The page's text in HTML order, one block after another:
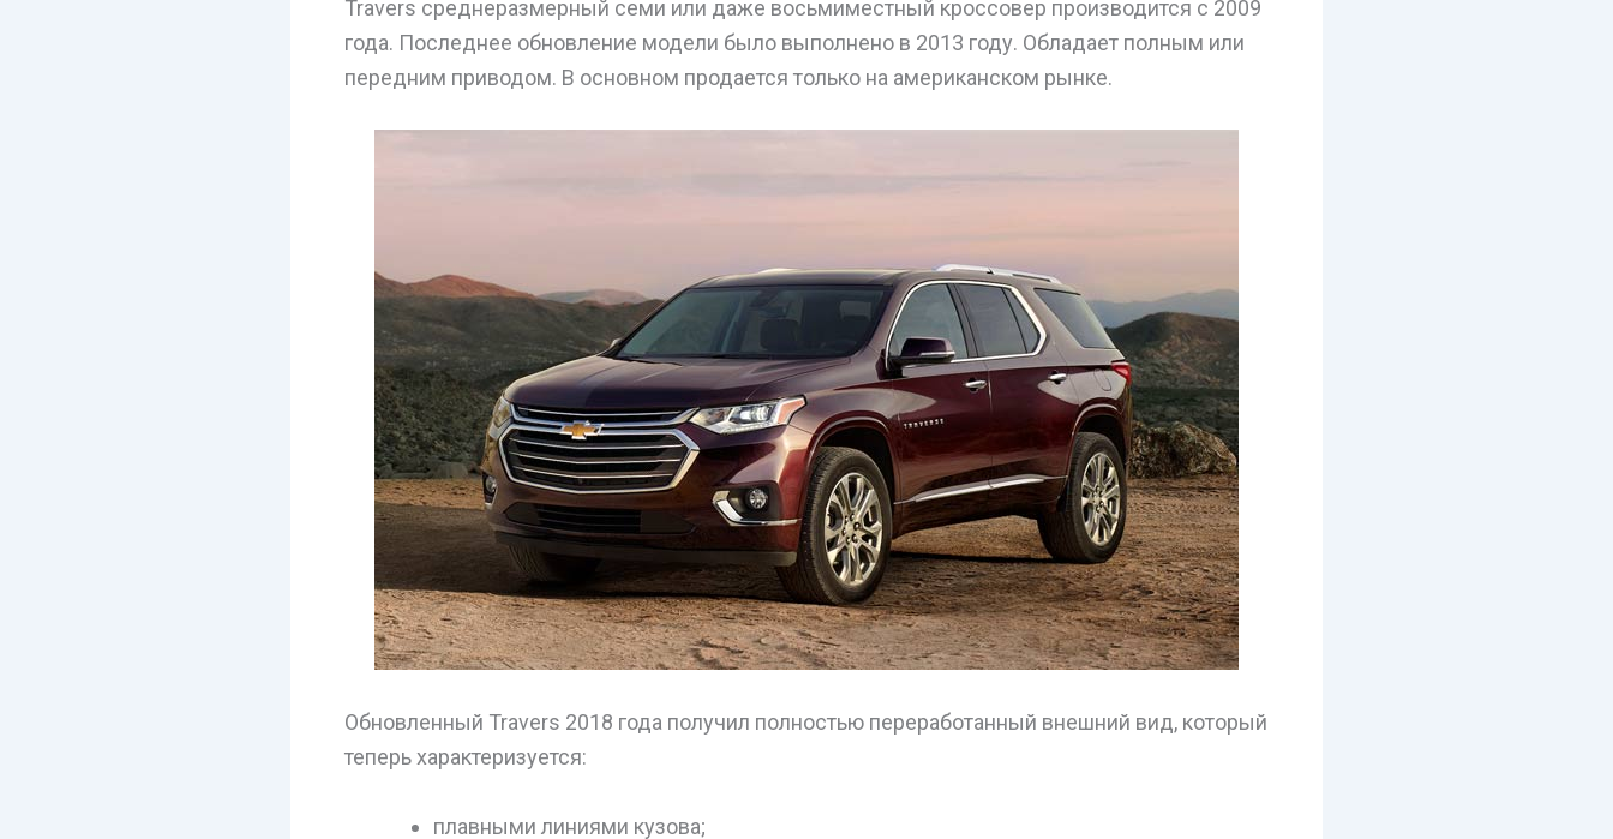
Travers среднеразмерный семи или даже восьмиместный кроссовер производится с 2009
года. Последнее обновление модели было выполнено в 2013 году. Обладает полным или
передним приводом. В основном продается только на американском рынке.
Обновленный Travers 2018 года получил полностью переработанный внешний вид, который
теперь характеризуется:
плавными линиями кузова;